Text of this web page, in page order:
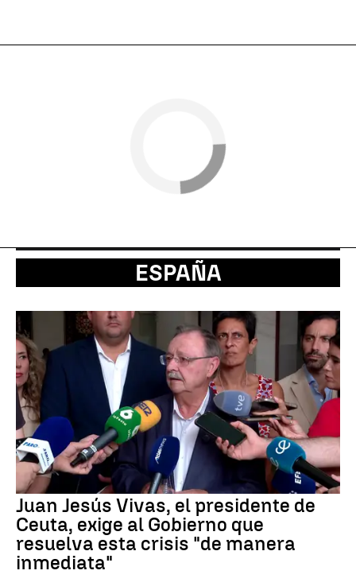
ESPAÑA
Juan Jesús Vivas, el presidente de
Ceuta, exige al Gobierno que
resuelva esta crisis "de manera
inmediata"